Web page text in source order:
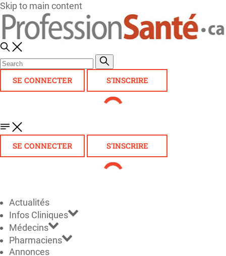
Skip to main content
SE CONNECTER S'INSCRIRE
SE CONNECTER S'INSCRIRE
Actualités
Infos Cliniques
Médecins
Pharmaciens
Annonces